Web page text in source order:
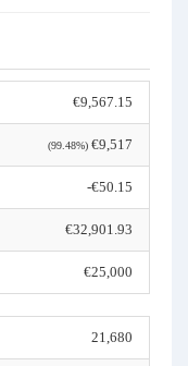
€9,567.15
(99.48%) €9,517
-€50.15
€32,901.93
€25,000
21,680